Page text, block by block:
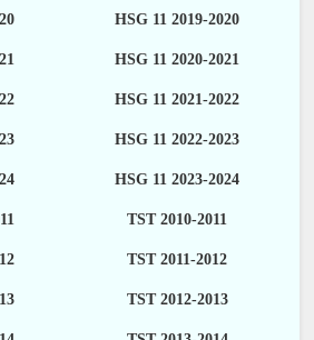
HSG 11 2019-2020
HSG 11 2020-2021
HSG 11 2021-2022
HSG 11 2022-2023
HSG 11 2023-2024
TST 2010-2011
TST 2011-2012
TST 2012-2013